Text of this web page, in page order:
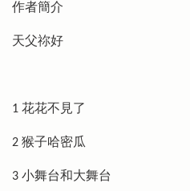
作者簡介
天父祢好
1 花花不見了
2 猴子哈密瓜
3 小舞台和大舞台